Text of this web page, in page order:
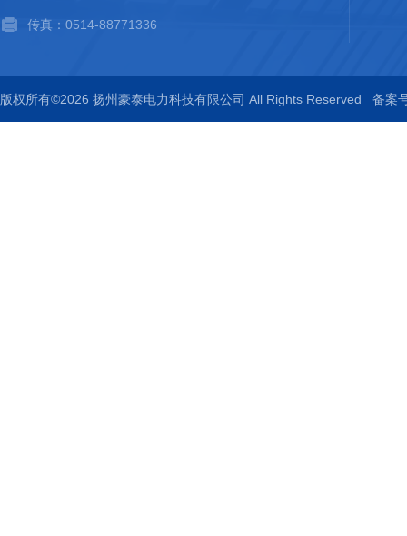
传真：0514-88771336
版权所有©2026 扬州豪泰电力科技有限公司 All Rights Reserved 备案